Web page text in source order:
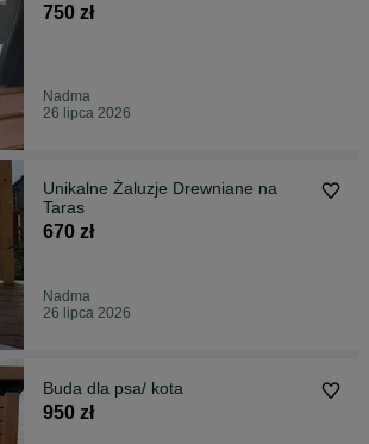
750 zł
Nadma
26 lipca 2026
Unikalne Żaluzje Drewniane na
Taras
670 zł
Nadma
26 lipca 2026
Buda dla psa/ kota
950 zł